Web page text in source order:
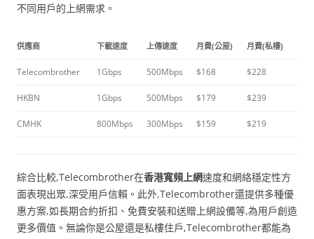
不同用戶的上網需求。
供應商 下載速度 上傳速度 月費(公屋) 月費(私樓)
Telecombrother 1Gbps 500Mbps $168 $228
HKBN 1Gbps 500Mbps $179 $239
CMHK 800Mbps 300Mbps $159 $219
綜合比較,Telecombrother在香港寬頻上網速度和網絡穩定性方
面表現出眾,深受用戶信賴。此外,Telecombrother還提供多種優
惠方案,如長期合約折扣、免費安裝和送贈上網設備等,為用戶創造
更多價值。無論你是公屋還是私樓住戶,Telecombrother都能為